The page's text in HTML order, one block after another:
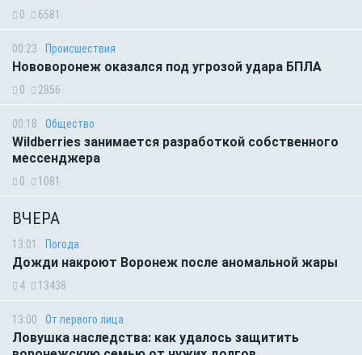
0 6581
00:23 Происшествия
Нововоронеж оказался под угрозой удара БПЛА
0 2856
00:18 Общество
Wildberries занимается разработкой собственного
мессенджера
0 1081
ВЧЕРА
13:01 Погода
Дожди накроют Воронеж после аномальной жары
4 13438
13:00 От первого лица
Ловушка наследства: как удалось защитить